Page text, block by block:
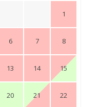
1
6 7 8
13 14 15
20 21 22